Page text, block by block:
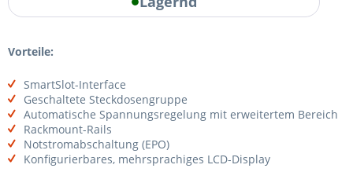
Vorteile:
SmartSlot-Interface
Geschaltete Steckdosengruppe
Automatische Spannungsregelung mit erweitertem Bereich
Rackmount-Rails
Notstromabschaltung (EPO)
Konfigurierbares, mehrsprachiges LCD-Display